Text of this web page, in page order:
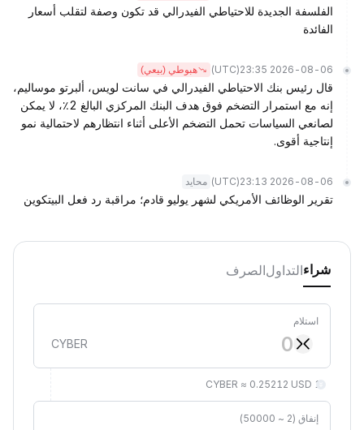
الفلسفة الجديدة للاحتياطي الفيدرالي قد تكون وصفة لتقلب أسعار
الفائدة
2026-08-06 23:35
(UTC) هبوطي (بيعي)
قال رئيس بنك الاحتياطي الفيدرالي في سانت لويس، ألبرتو موساليم،
إنه مع استمرار التضخم فوق هدف البنك المركزي البالغ 2٪، لا يمكن
لصانعي السياسات تحمل التضخم الأعلى أثناء انتظارهم لاحتمالية نمو
إنتاجية أقوى.
2026-08-06 23:13
(UTC) محايد
تقرير الوظائف الأمريكي لشهر يوليو قادم؛ مراقبة رد فعل البيتكوين
شراءالتداولالصرف
استلام
CYBER
1 CYBER ≈ 0.25212 USD
إنفاق (2 ~ 50000)